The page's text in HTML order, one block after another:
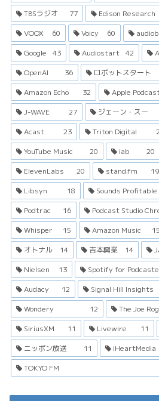
TBSラジオ
77 Edison Research
VOOX
60 Voicy 60
Google
43 Audiostart 42
OpenAI
36 ロボットスタート
Amazon Echo
32 Apple
J-WAVE
27 ジェーン・スー
Acast
23 Triton Digital
YouTube Music
20 iab 20
ElevenLabs
20 stand.fm 19
Libsyn
18 Sounds Profitable
Podtrac
16 Podcast Studio
Whisper
15 Amazon Music 15
オトナル
14 吉本興業 14
Nielsen
13 Spotify for
Audacy
12 Signal Hill Insights
Wondery
12 The Joe
SiriusXM
11 Livewire 11
ニッポン放送
11 iHeartMedia
TOKYO FM